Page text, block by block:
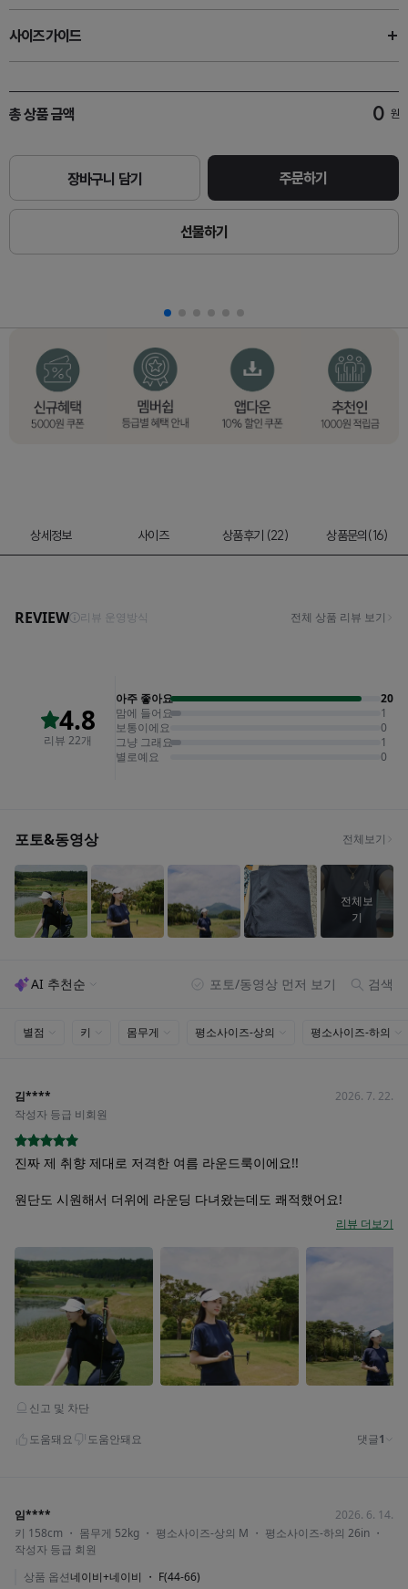
사이즈가이드
총 상품 금액 0 원
장바구니 담기 주문하기
선물하기
상세정보 사이즈 상품후기 (22) 상품문의(16)